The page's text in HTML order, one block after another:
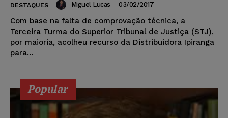
DESTAQUES Miguel Lucas - 03/02/2017
Com base na falta de comprovação técnica, a
Terceira Turma do Superior Tribunal de Justiça (STJ),
por maioria, acolheu recurso da Distribuidora Ipiranga
para...
Popular